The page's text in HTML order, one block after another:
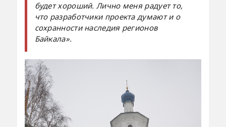
будет хороший. Лично меня радует то,
что разработчики проекта думают и о
сохранности наследия регионов
Байкала».